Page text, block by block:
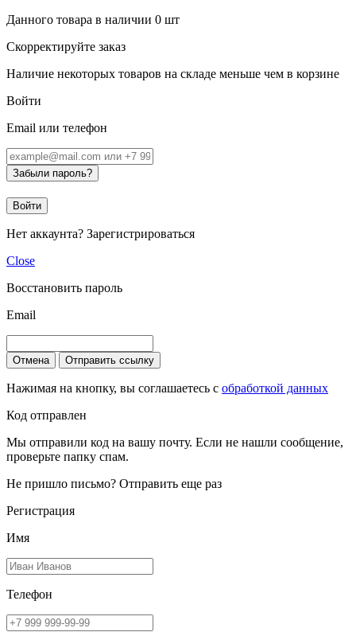
Данного товара в наличии 0 шт
Скорректируйте заказ
Наличие некоторых товаров на складе меньше чем в корзине
Войти
Email или телефон
Забыли пароль?
Войти
Нет аккаунта? Зарегистрироваться
Close
Восстановить пароль
Email
Отмена Отправить ссылку
Нажимая на кнопку, вы соглашаетесь с обработкой данных
Код отправлен
Мы отправили код на вашу почту. Если не нашли сообщение,
проверьте папку спам.
Не пришло письмо? Отправить еще раз
Регистрация
Имя
Телефон